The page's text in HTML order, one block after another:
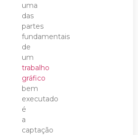
uma
das
partes
fundamentais
de
um
trabalho
gráfico
bem
executado
é
a
captação